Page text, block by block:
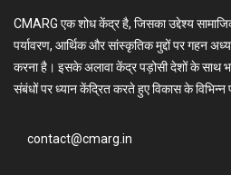
CMARG एक शोध केंद्र है, जिसका उद्देश्य
पर्यावरण, आर्थिक और सांस्कृतिक मुद्दों पर गहन
करना है। इसके अलावा केंद्र पड़ोसी देशों के साथ
संबंधों पर ध्यान केंद्रित करते हुए विकास के
contact@cmarg.in